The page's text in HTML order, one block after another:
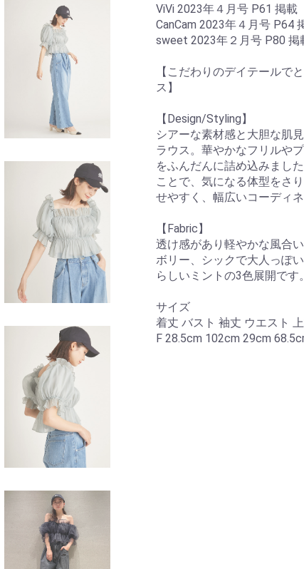
ViVi 2023年４月号 P61 掲載
CanCam 2023年４月号 P64
sweet 2023年２月号 P80 掲
【こだわりのデイテールで
ス】
【Design/Styling】
シアーな素材感と大胆な肌
ラウス。華やかなフリルや
をふんだんに詰め込みまし
ことで、気になる体型をさ
せやすく、幅広いコーディ
【Fabric】
透け感があり軽やかな風合
ボリー、シックで大人っぽ
らしいミントの3色展開です。
サイズ
着丈 バスト 袖丈 ウエスト
F 28.5cm 102cm 29cm